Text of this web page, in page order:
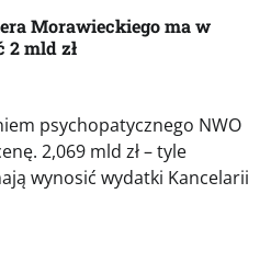
Morawieckiego ma w
2 mld zł
psychopatycznego NWO
2,069 mld zł – tyle
wynosić wydatki Kancelarii